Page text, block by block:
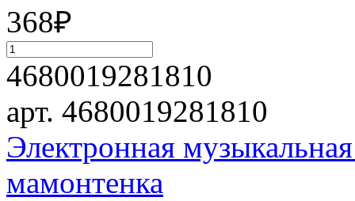
368₽
4680019281810
арт. 4680019281810
Электронная
мамонтенка